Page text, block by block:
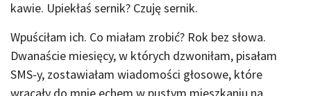
kawie. Upiekłaś sernik? Czuję sernik.
Wpuściłam ich. Co miałam zrobić? Rok bez słowa.
Dwanaście miesięcy, w których dzwoniłam, pisałam
SMS-y, zostawiałam wiadomości głosowe, które